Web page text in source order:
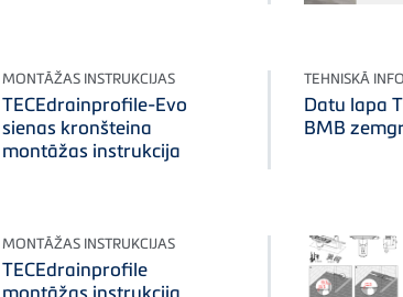
MONTĀŽAS INSTRUKCIJAS
TECEdrainprofile-Evo
sienas kronšteina
montāžas instrukcija
TEHNISKĀ
Datu lapa
BMB
MONTĀŽAS INSTRUKCIJAS
TECEdrainprofile